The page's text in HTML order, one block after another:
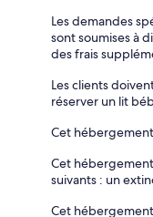
Les demandes
sont soumises à
des frais
Les clients
réserver un lit
Cet
Cet
suivants : un
Cet